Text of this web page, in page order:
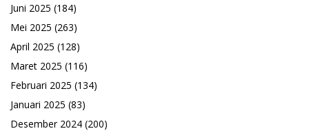
Juni 2025 (184)
Mei 2025 (263)
April 2025 (128)
Maret 2025 (116)
Februari 2025 (134)
Januari 2025 (83)
Desember 2024 (200)